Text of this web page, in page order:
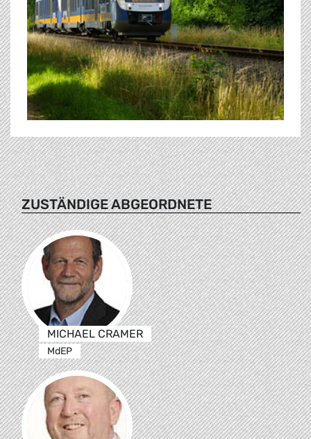
ZUSTÄNDIGE ABGEORDNETE
MICHAEL CRAMER
MdEP